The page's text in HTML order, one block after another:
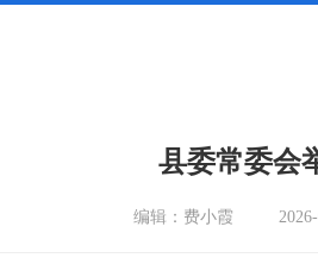
县委常委会
编辑： 费小霞